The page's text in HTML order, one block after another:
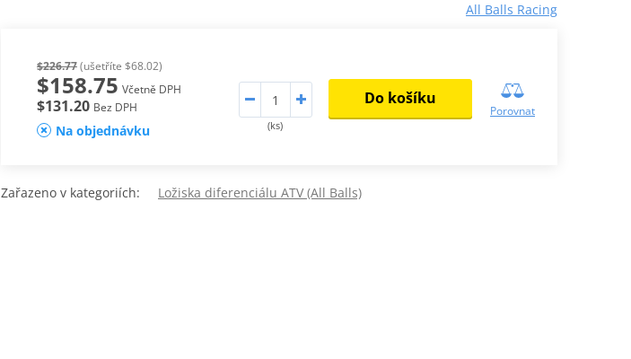
All Balls Racing
$226.77(ušetříte $68.02)
$158.75 Včetně DPH
$131.20 Bez DPH
Na objednávku (ks)
Do košíku
Porovnat
Zařazeno v kategoriích: Ložiska diferenciálu ATV (All Balls)